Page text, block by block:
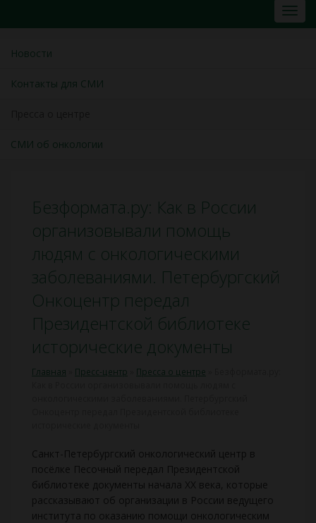
Новости
Контакты для СМИ
СМИ об онкологии
Безформата.ру: Как в России
организовывали помощь
людям с онкологическими
заболеваниями. Петербургский
Онкоцентр передал
Президентской библиотеке
исторические документы
Главная Пресс-центр Пресса о центре
Санкт-Петербургский онкологический центр в
посёлке Песочный передал Президентской
библиотеке документы начала ХХ века, которые
рассказывают об организации в России ведущего
института по оказанию помощи онкологическим